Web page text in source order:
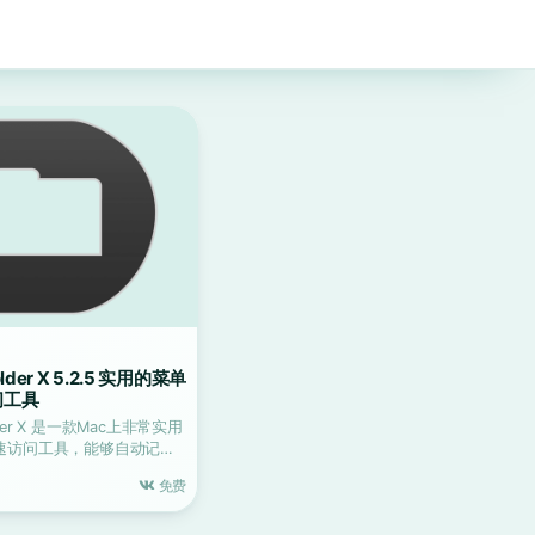
X 5.2.5 实用的菜单
具
X 是一款Mac上非常实用
访问工具，能够自动记忆
免费